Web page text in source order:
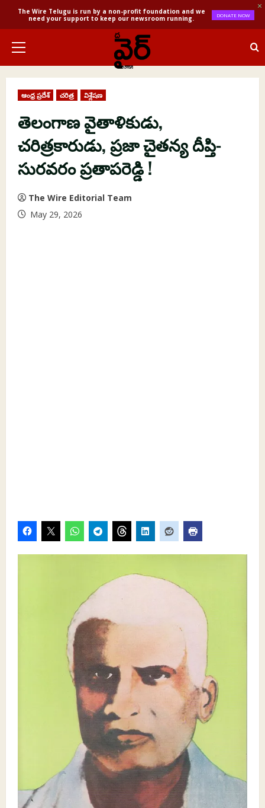
The Wire Telugu is run by a non-profit foundation and we
need your support to keep our newsroom running.
DONATE NOW
content
Primary
Menu
ఆంధ్ర ప్రదేశ్ చరిత్ర విశ్లేషణ
తెలంగాణ వైతాళికుడు,
చరిత్రకారుడు, ప్రజా చైతన్య దీప్తి-
సురవరం ప్రతాపరెడ్డి !
The Wire Editorial Team
May 29, 2026